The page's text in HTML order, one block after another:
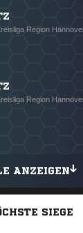
Region
Region
ANZEIGEN
SIEGE